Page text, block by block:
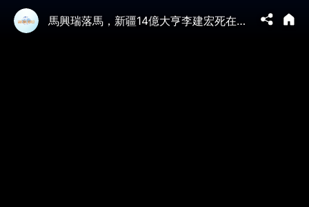
馬興瑞落馬，新疆14億大亨李建宏死在阿爾巴尼亞：這是考察還是逃命？從徐明到王健，看懂中共「錢袋子」的死亡魔咒。真相沒你想得那麼複雜！【新聞看點 李沐陽5.5】#新聞看點 #李沐陽